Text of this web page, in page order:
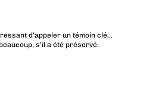
d’appeler un témoin clé…
s’il a été préservé.